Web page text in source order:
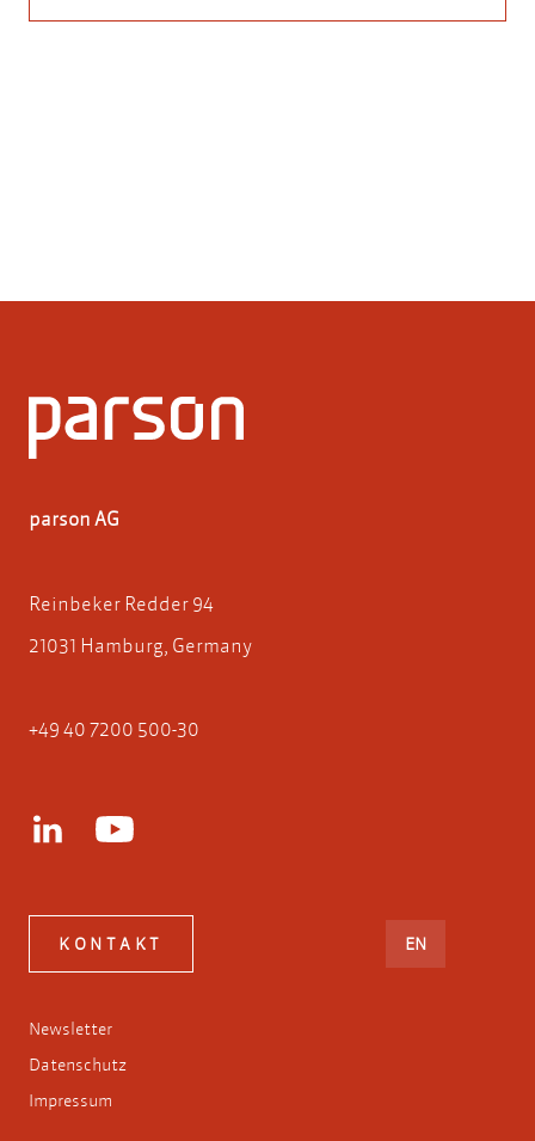
parson AG
Reinbeker Redder 94
21031 Hamburg, Germany
+49 40 7200 500-30
KONTAKT ENENGLISH
Newsletter
Datenschutz
Impressum